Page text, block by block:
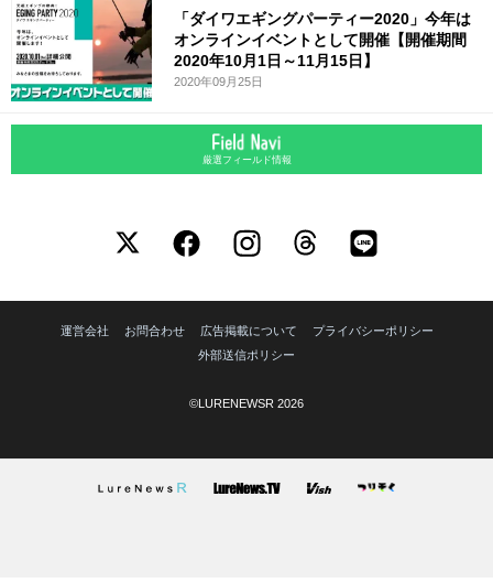
「ダイワエギングパーティー2020」今年は
オンラインイベントとして開催【開催期間
2020年10月1日～11月15日】
2020年09月25日
厳選フィールド情報
運営会社 お問合わせ 広告掲載について
プライバシーポリシー
外部送信ポリシー
©LURENEWSR 2026